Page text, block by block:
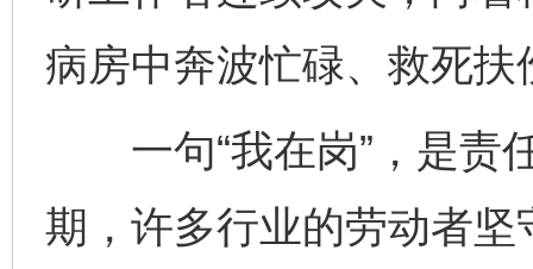
病房中奔波忙碌、救死
一句“我在岗”，是责
期，许多行业的劳动者